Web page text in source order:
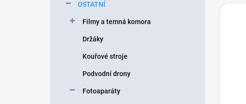
OSTATNÍ
Filmy a temná komora
Držáky
Kouřové stroje
Podvodní drony
Fotoaparáty